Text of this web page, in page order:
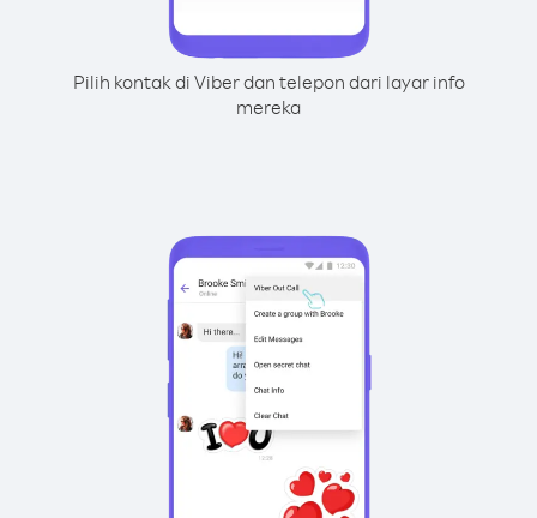
Pilih kontak di Viber dan telepon dari layar info
mereka